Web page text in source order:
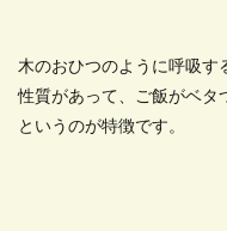
木のおひつのように呼吸す
性質があって、ご飯がベタ
というのが特徴です。